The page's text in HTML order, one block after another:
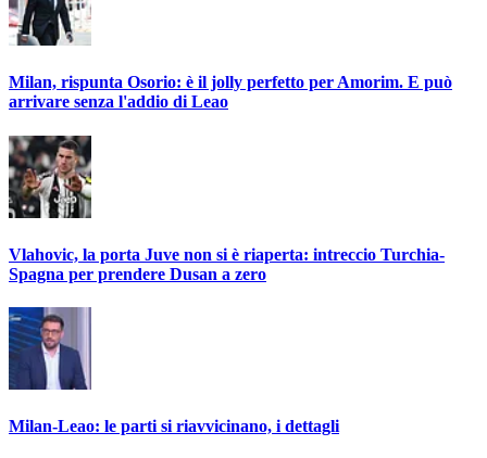
Milan, rispunta Osorio: è il jolly perfetto per Amorim. E può
arrivare senza l'addio di Leao
Vlahovic, la porta Juve non si è riaperta: intreccio Turchia-
Spagna per prendere Dusan a zero
Milan-Leao: le parti si riavvicinano, i dettagli